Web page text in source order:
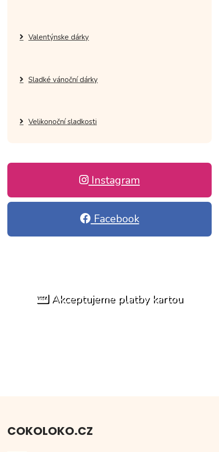
Valentýnske dárky
Sladké vánoční dárky
Velikonoční sladkosti
Instagram
Facebook
Akceptujeme platby kartou
COKOLOKO.CZ